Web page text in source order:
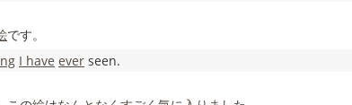
です。
I have ever seen.